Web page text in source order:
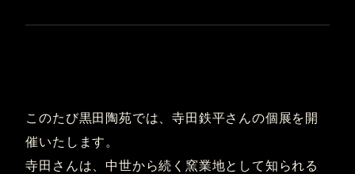
このたび黒田陶苑では、寺田鉄平さんの個展を開
催いたします。
寺田さんは、中世から続く窯業地として知られる